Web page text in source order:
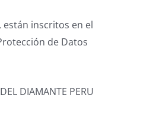
están inscritos en el
de Datos
DIAMANTE PERU